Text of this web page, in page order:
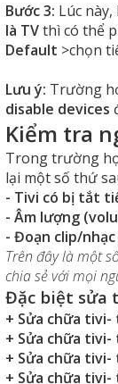
Bước 3: Lúc
là TVthì có thể
Default >chọn
Lưu ý: Trường
disable devices
Kiểm tra
Trong trường
lại một số thứ
- Tivi có bị tắt
- Âm lượng
- Đoạn clip/
Trên đây là một
chia sẻ với mọi
Đặc biệt sửa
+ Sửa chữa
+ Sửa chữa
+ Sửa chữa
+ Sửa chữa